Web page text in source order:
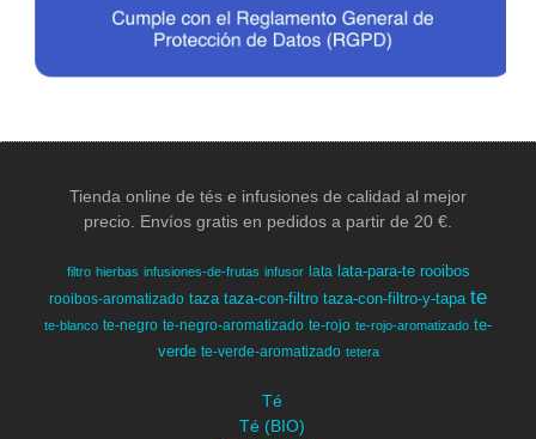
Tienda online de tés e infusiones de calidad al mejor
precio. Envíos gratis en pedidos a partir de 20 €.
filtro hierbas infusiones-de-frutas infusor lata lata-para-te rooibos
rooibos-aromatizado taza taza-con-filtro taza-con-filtro-y-tapa te
te-blanco te-negro te-negro-aromatizado te-rojo te-rojo-aromatizado te-
verde te-verde-aromatizado tetera
Té
Té (BIO)